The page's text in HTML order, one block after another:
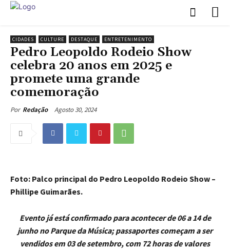
CIDADES CULTURE DESTAQUE ENTRETENIMENTO
Pedro Leopoldo Rodeio Show
celebra 20 anos em 2025 e
promete uma grande
comemoração
Por Redação Agosto 30, 2024
Foto: Palco principal do Pedro Leopoldo Rodeio Show –
Phillipe Guimarães.
Evento já está confirmado para acontecer de 06 a 14 de
junho no Parque da Música; passaportes começam a ser
vendidos em 03 de setembro, com 72 horas de valores